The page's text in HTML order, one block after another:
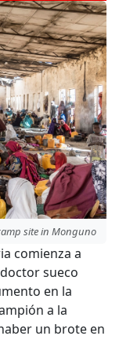
site in Monguno
comienza a
sueco
en la
a la
un brote en